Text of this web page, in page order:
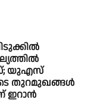
യുഎസ്
തുറമുഖങ്ങൾ
ഇറാൻ